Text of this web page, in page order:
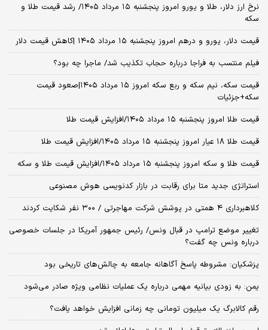
نرخ ارز دلار، طلا و یورو امروز پنجشنبه ۱۵ مرداد ۱۴۰۵/ رشد قیمت طلا و
سکه
قیمت دلار، یورو و درهم امروز پنجشنبه ۱۵ مرداد ۱۴۰۵ |کاهش قیمت دلار
فیلم منتسب به فراجا درباره حجاب تکذیب شد/ ماجرا چه بود؟
قیمت سکه، نیم سکه و ربع سکه امروز ۱۵ مرداد ۱۴۰۵|صعود قیمت
سکه+جزئیات
قیمت طلا امروز پنجشنبه ۱۵ مرداد ۱۴۰۵/افزایش قیمت طلا
قیمت طلا ۱۸ عیار امروز پنجشنبه ۱۵ مرداد ۱۴۰۵/افزایش قیمت طلا
قیمت طلا و سکه امروز پنجشنبه ۱۵ مرداد ۱۴۰۵/افزایش قیمت طلا و سکه
استراتژی جدید متا برای رقابت در بازار کدنویسی هوش مصنوعی
کلاهبرداری ۴ همتی در پوشش شرکت مهاجرتی / ۳۰۰ نفر شکایت کردند
تغییر موضع ترامپ در قبال ونس/ رئیس جمهور آمریکا در جلسات خصوصی
درباره ونس چه گفت؟
پزشکیان: مشروطه پاسخ آگاهانه جامعه به چالش‌های تاریخی بود
یمن: به زودی بیانیه مهمی درباره یک عملیات نظامی ویژه صادر می‌شود
رقم کالابرگ یک میلیون تومانی چه زمانی افزایش خواهد یافت؟